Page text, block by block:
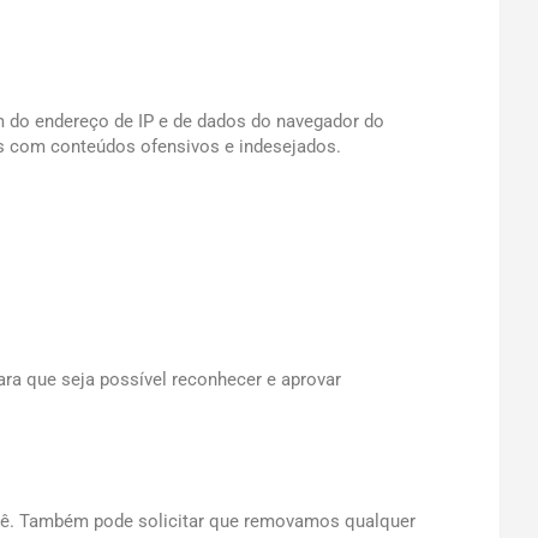
endereço de IP e de dados do navegador do
conteúdos ofensivos e indesejados.
que seja possível reconhecer e aprovar
Também pode solicitar que removamos qualquer